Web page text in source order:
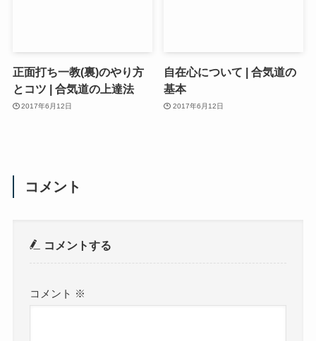
正面打ち一教(裏)のやり方
とコツ | 合気道の上達法
2017年6月12日
自在心について | 合気道の
基本
2017年6月12日
コメント
コメントする
コメント ※